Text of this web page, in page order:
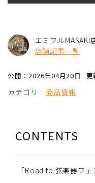
エミフルMASAKI
店舗記事一覧
公開：2026年04月20日
カテゴリ 商品情報
CONTENTS
「Road to 弦楽器フ